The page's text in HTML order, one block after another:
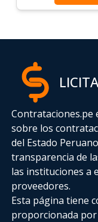
sobre los
del Estado
transparencia de
las instituciones a
proveedores.
Esta página tiene
proporcionada por